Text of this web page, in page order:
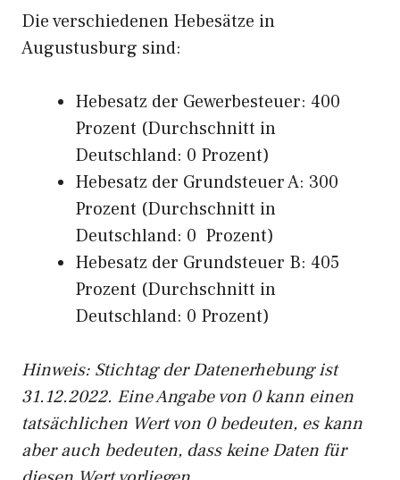
Die verschiedenen Hebesätze in
Augustusburg sind:
Hebesatz der Gewerbesteuer: 400
Prozent (Durchschnitt in
Deutschland: 0 Prozent)
Hebesatz der Grundsteuer A: 300
Prozent (Durchschnitt in
Deutschland: 0 Prozent)
Hebesatz der Grundsteuer B: 405
Prozent (Durchschnitt in
Deutschland: 0 Prozent)
Hinweis: Stichtag der Datenerhebung ist
31.12.2022. Eine Angabe von 0 kann einen
tatsächlichen Wert von 0 bedeuten, es kann
aber auch bedeuten, dass keine Daten für